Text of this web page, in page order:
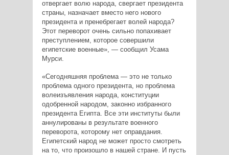
отвергает волю народа, свергает президента
страны, назначает вместо него нового
президента и пренебрегает волей народа?
Этот переворот очень сильно попахивает
преступлением, которое совершили
египетские военные», — сообщил Усама
Мурси.
«Сегодняшняя проблема — это не только
проблема одного президента, но проблема
волеизъявления народа, конституции
одобренной народом, законно избранного
президента Египта. Все эти институты были
аннулированы в результате военного
переворота, которому нет оправдания.
Египетский народ не может просто смотреть
на то, что произошло в нашей стране. И пусть